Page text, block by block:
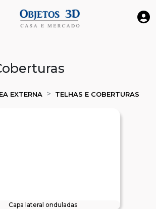
EXTERNA TELHAS E COBERTURAS
Capa lateral onduladas